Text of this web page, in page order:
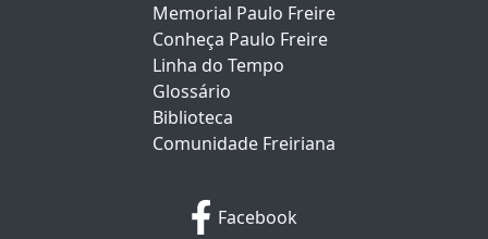
Memorial Paulo Freire
Conheça Paulo Freire
Linha do Tempo
Glossário
Biblioteca
Comunidade Freiriana
Facebook